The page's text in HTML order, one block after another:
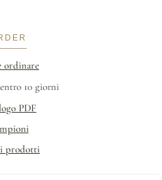
ordinare
10 giorni
PDF
prodotti